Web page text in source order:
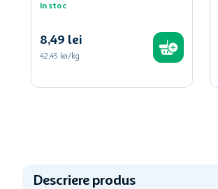
In stoc
8,49 lei
42,45 lei/kg
Descriere produs